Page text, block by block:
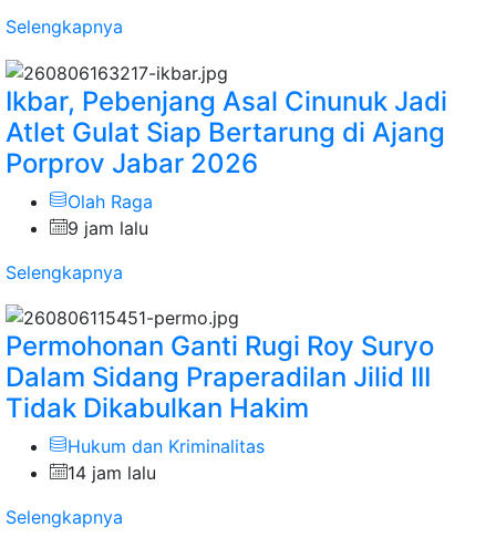
Selengkapnya
Ikbar, Pebenjang Asal Cinunuk Jadi
Atlet Gulat Siap Bertarung di Ajang
Porprov Jabar 2026
Olah Raga
9 jam lalu
Selengkapnya
Permohonan Ganti Rugi Roy Suryo
Dalam Sidang Praperadilan Jilid III
Tidak Dikabulkan Hakim
Hukum dan Kriminalitas
14 jam lalu
Selengkapnya